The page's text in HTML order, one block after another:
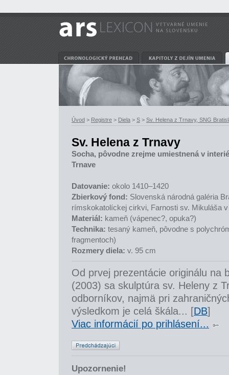
Úvod > Registre > Diela > S > Sv. Helena z Trnavy, SNG
Sv. Helena z Trnavy
Socha, pôvodne zrejme umiestnená v
Trnave
Datovanie: okolo 1410–1420
Zbierkový fond: Slovenská národná galéria
rímskokatolíckej cirkvi, Farnosti sv. Mikuláša
Materiál: kameň (vápenec?, opuka?)
Technika: tesaný kameň, pôvodne s
fragmentoch)
Rozmery diela: v. 95 cm
Od prvej prezentácie originálu na
(2003) sa skulptúra sv. Heleny z
odborníkov, najmä pri
výsledkom je celá škála... [DB]
Viac informácií po prihlásení...
Upozornenie!